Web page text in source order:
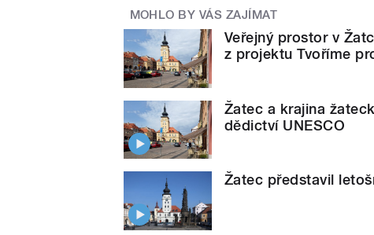
MOHLO BY VÁS ZAJÍMAT
Veřejný prostor v
z projektu Tvoříme
Žatec a krajina
dědictví UNESCO
Žatec představil